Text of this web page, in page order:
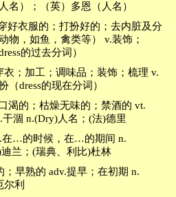
名）；（英）多恩（人名）
好衣服的；打扮好的；去内脏及分
物，如鱼，禽类等） v.装饰；
的过去分词）
衣；加工；调味品；装饰；梳理 v.
dress的现在分词）
渴的；枯燥无味的；禁酒的 vt.
涸 n.(Dry)人名；(法)德里
在…的时候，在…的期间 n.
兰；(瑞典、利比)杜林
；早熟的 adv.提早；在初期 n.
尔利